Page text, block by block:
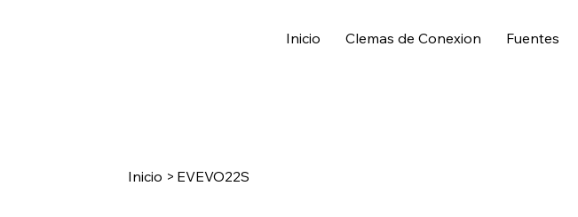
Inicio Clemas de Conexion Fuentes
Inicio > EVEVO22S